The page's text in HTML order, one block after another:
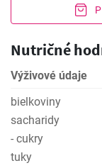
Nutričné
Výživové údaje
bielkoviny
sacharidy
- cukry
tuky